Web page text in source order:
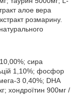
алое вера
розмарину.
сира
1,10%; фосфор
3 0,40%; DHA
хондроїтин 900мг /